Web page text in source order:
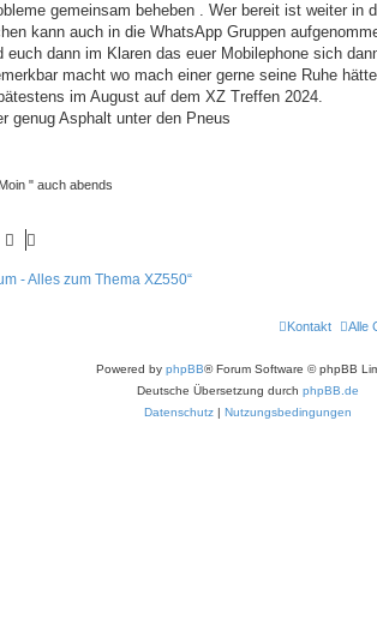
gemeinsam beheben . Wer bereit ist weiter in
kann auch in die WhatsApp Gruppen
euch dann im Klaren das euer Mobilephone sich
macht wo mach einer gerne seine Ruhe
im August auf dem XZ Treffen 2024.
genug Asphalt unter den Pneus
" auch abends
- Alles zum Thema XZ550“
Alle
Kontakt
Powered by phpBB® Forum Software © phpBB
Deutsche Übersetzung durch phpBB.de
Datenschutz | Nutzungsbedingungen